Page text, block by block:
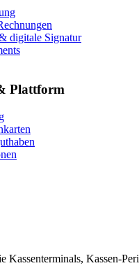
digitale Signatur
Plattform
Kassenterminals, Kassen-